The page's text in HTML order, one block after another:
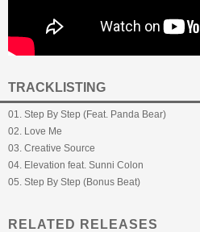
TRACKLISTING
01. Step By Step (Feat. Panda Bear)
02. Love Me
03. Creative Source
04. Elevation feat. Sunni Colon
05. Step By Step (Bonus Beat)
RELATED RELEASES